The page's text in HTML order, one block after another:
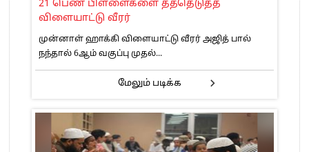
21 பெண் பிள்ளைகளை தத்தெடுத்த
விளையாட்டு வீரர்
முன்னாள் ஹாக்கி விளையாட்டு வீரர் அஜித் பால்
நந்தால் 6ஆம் வகுப்பு முதல்...
மேலும் படிக்க